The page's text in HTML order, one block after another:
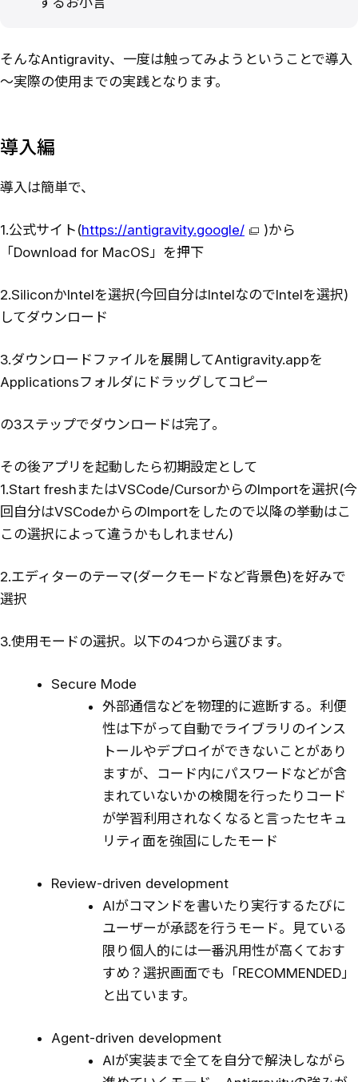
そんなAntigravity、一度は触ってみようということで導入
～実際の使用までの実践となります。
導入編
導入は簡単で、
1.公式サイト(https://antigravity.google/
)から
「Download for MacOS」を押下
2.SiliconかIntelを選択(今回自分はIntelなのでIntelを選択)
してダウンロード
3.ダウンロードファイルを展開してAntigravity.appを
Applicationsフォルダにドラッグしてコピー
の3ステップでダウンロードは完了。
その後アプリを起動したら初期設定として
1.Start freshまたはVSCode/CursorからのImportを選択(今
回自分はVSCodeからのImportをしたので以降の挙動はこ
この選択によって違うかもしれません)
2.エディターのテーマ(ダークモードなど背景色)を好みで
選択
3.使用モードの選択。以下の4つから選びます。
Secure Mode
外部通信などを物理的に遮断する。利便
性は下がって自動でライブラリのインス
トールやデプロイができないことがあり
ますが、コード内にパスワードなどが含
まれていないかの検閲を行ったりコード
が学習利用されなくなると言ったセキュ
リティ面を強固にしたモード
Review-driven development
AIがコマンドを書いたり実行するたびに
ユーザーが承認を行うモード。見ている
限り個人的には一番汎用性が高くておす
すめ？選択画面でも「RECOMMENDED」
と出ています。
Agent-driven development
AIが実装まで全てを自分で解決しながら